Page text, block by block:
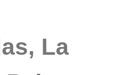
La